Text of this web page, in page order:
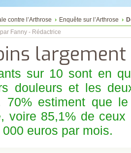
COMITÉ
D’ÉDUCATION
SOCIALE DE LA
FRANÇAISE
(CESPHARM)
COFEMER
ENSEIGNANTS
MÉDECINE
ET DE
RÉADAPTATION
CONSEIL
DES
THERMAUX
FRANCE
RHUMATISMES
contre l’Arthrose Enquête sur l’Arthrose
Fanny - Rédactrice
sur 10 sont en
douleurs et les
70% estiment que
voire 85,1% de
euros par mois.